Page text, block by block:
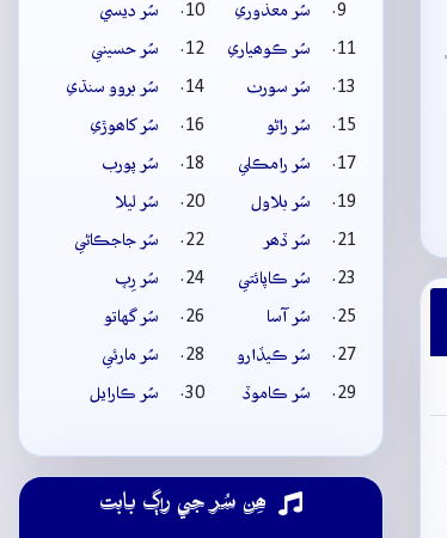
سُر معذوري
سُر ديسي
سُر ڪوھياري
سُر حسيني
سُر سورٺ
سُر بروو سنڌي
سُر راڻو
سُر کاھوڙي
سُر رامڪلي
سُر پورب
سُر بلاول
سُر ليلا
سُر ڏھر
سُر جاجڪاڻي
سُر ڪاپائتي
سُر رِپ
سُر آسا
سُر گهاتو
سُر ڪيڏارو
سُر مارئي
سُر ڪاموڏ
سُر ڪارايل
ھِن سُر جي راڳ بابت